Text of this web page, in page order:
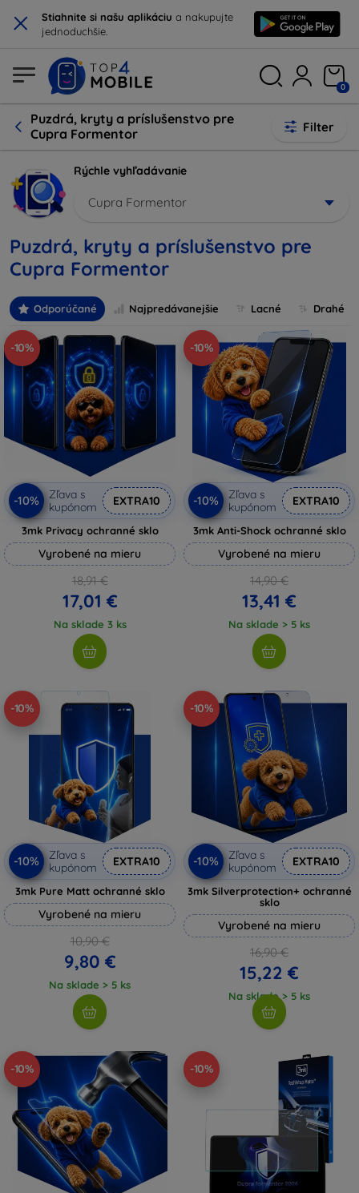
× Stiahnite si našu aplikáciu a nakupujte
jednoduchšie.
0
Puzdrá, kryty a príslušenstvo pre
Cupra Formentor
Filter
Rýchle vyhľadávanie
Cupra Formentor
Puzdrá, kryty a príslušenstvo pre
Cupra Formentor
Odporúčané Najpredávanejšie Lacné Drahé
-10%
-10%
Zľava s
kupónom
EXTRA10
3mk Privacy ochranné sklo
Vyrobené na mieru
18,91 €
17,01 €
Na sklade 3 ks
-10%
-10%
Zľava s
kupónom
EXTRA10
3mk Anti-Shock ochranné sklo
Vyrobené na mieru
14,90 €
13,41 €
Na sklade > 5 ks
-10%
-10%
Zľava s
kupónom
EXTRA10
3mk Pure Matt ochranné sklo
Vyrobené na mieru
10,90 €
9,80 €
Na sklade > 5 ks
-10%
-10%
Zľava s
kupónom
EXTRA10
3mk Silverprotection+ ochranné
sklo
Vyrobené na mieru
16,90 €
15,22 €
Na sklade > 5 ks
-10% -10%